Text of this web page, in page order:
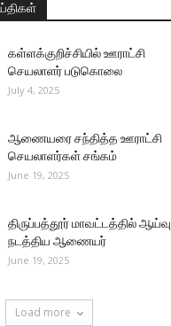
கள்ளக்குறிச்சியில் ஊராட்சி
செயலாளர் படுகொலை
July 4, 2025
ஆணையரை சந்தித்த ஊராட்சி
செயலாளர்கள் சங்கம்
June 19, 2025
திருப்பத்தூர் மாவட்டத்தில் ஆய்வு
நடத்திய ஆணையர்
June 19, 2025
Load more